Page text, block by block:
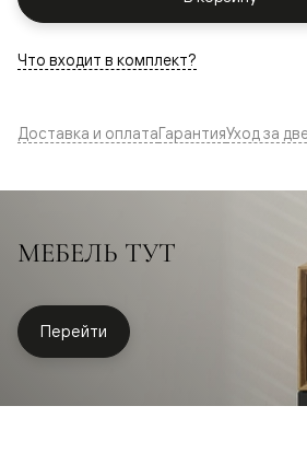
Что входит в комплект?
Доставка и оплатаГарантияУход за
МЕБЕЛЬ ТУТ
Перейти